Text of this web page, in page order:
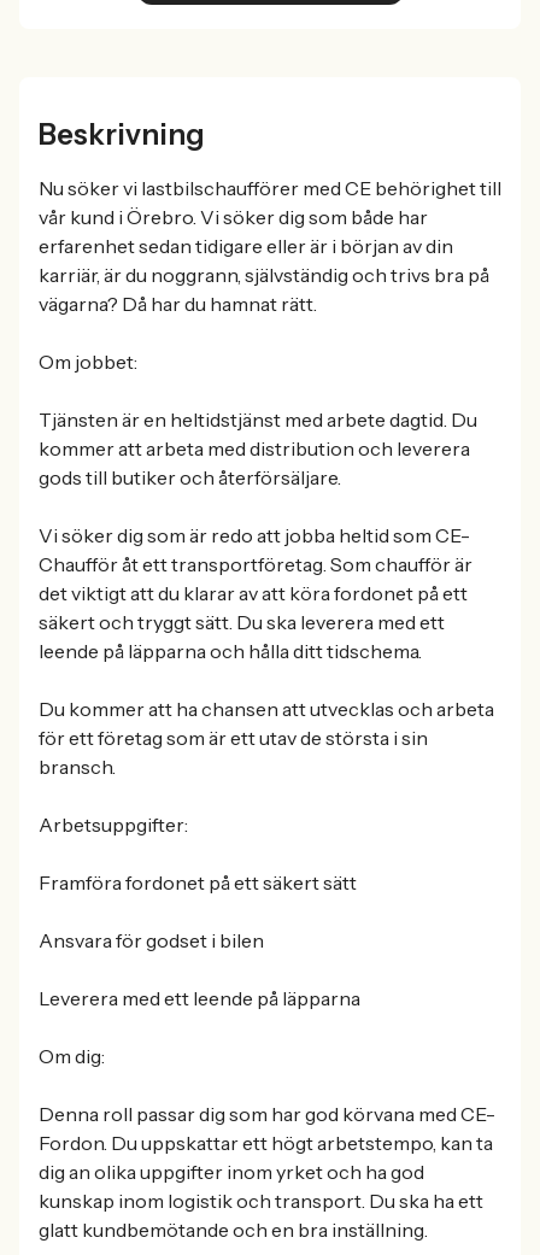
Beskrivning
Nu söker vi lastbilschaufförer med CE behörighet till
vår kund i Örebro. Vi söker dig som både har
erfarenhet sedan tidigare eller är i början av din
karriär, är du noggrann, självständig och trivs bra på
vägarna? Då har du hamnat rätt.
Om jobbet:
Tjänsten är en heltidstjänst med arbete dagtid. Du
kommer att arbeta med distribution och leverera
gods till butiker och återförsäljare.
Vi söker dig som är redo att jobba heltid som CE-
Chaufför åt ett transportföretag. Som chaufför är
det viktigt att du klarar av att köra fordonet på ett
säkert och tryggt sätt. Du ska leverera med ett
leende på läpparna och hålla ditt tidschema.
Du kommer att ha chansen att utvecklas och arbeta
för ett företag som är ett utav de största i sin
bransch.
Arbetsuppgifter:
Framföra fordonet på ett säkert sätt
Ansvara för godset i bilen
Leverera med ett leende på läpparna
Om dig:
Denna roll passar dig som har god körvana med CE-
Fordon. Du uppskattar ett högt arbetstempo, kan ta
dig an olika uppgifter inom yrket och ha god
kunskap inom logistik och transport. Du ska ha ett
glatt kundbemötande och en bra inställning.